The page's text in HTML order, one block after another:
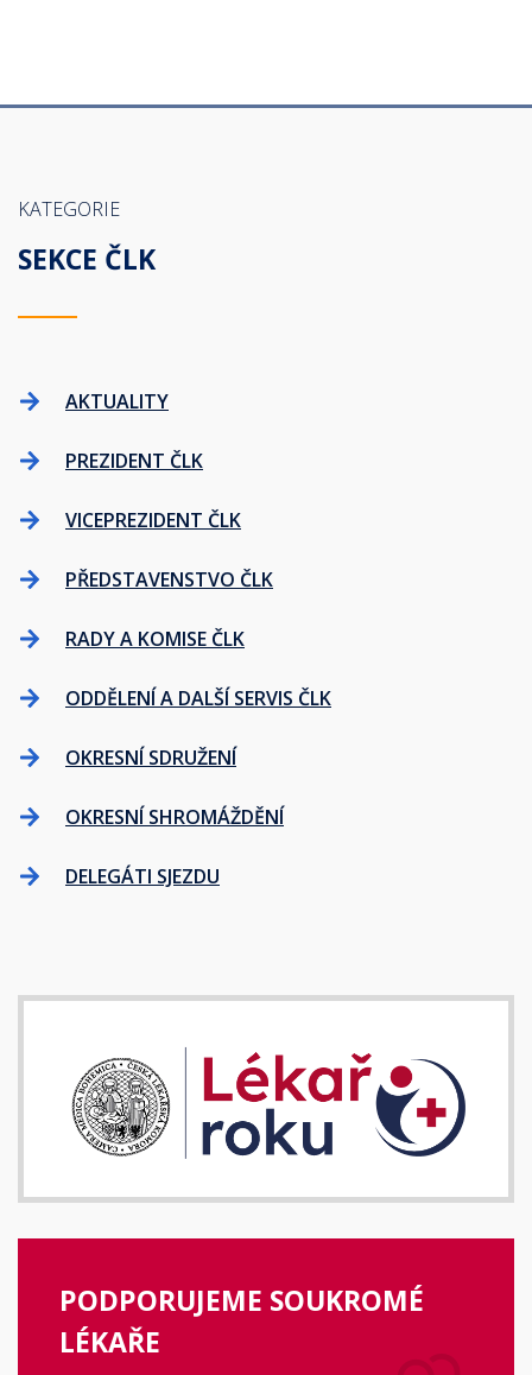
KATEGORIE
SEKCE ČLK
AKTUALITY
PREZIDENT ČLK
VICEPREZIDENT ČLK
PŘEDSTAVENSTVO ČLK
RADY A KOMISE ČLK
ODDĚLENÍ A DALŠÍ SERVIS ČLK
OKRESNÍ SDRUŽENÍ
OKRESNÍ SHROMÁŽDĚNÍ
DELEGÁTI SJEZDU
PODPORUJEME SOUKROMÉ
LÉKAŘE